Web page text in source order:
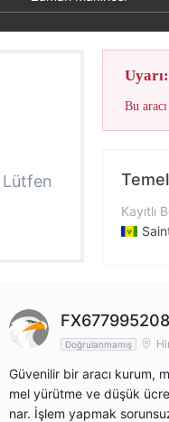
Lütfen
Bu
Kayıtlı
Şirket
Doğrulanmamış
Güvenilir bir aracı kurum,
mel yürütme ve düşük
nar. İşlem yapmak